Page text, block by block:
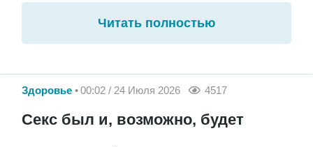
Читать полностью
Здоровье 00:02 / 24 Июля 2026 4517
Секс был и, возможно, будет